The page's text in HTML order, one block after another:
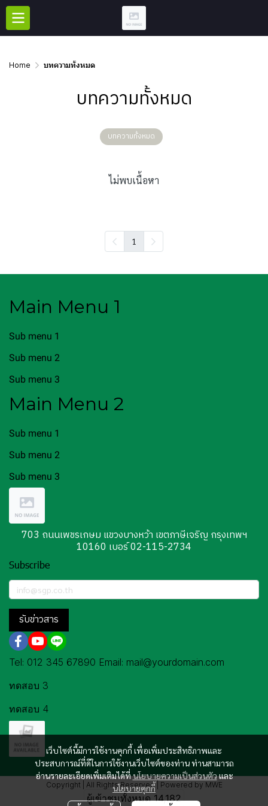
Home บทความทั้งหมด
บทความทั้งหมด
บทความทั้งหมด
ไม่พบเนื้อหา
1
เว็บไซต์นี้มีการใช้งานคุกกี้ เพื่อเพิ่มประสิทธิภาพและ
ประสบการณ์ที่ดีในการใช้งานเว็บไซต์ของท่าน ท่านสามารถ
อ่านรายละเอียดเพิ่มเติมได้ที่นโยบายความเป็นส่วนตัวและ
นโยบายคุกกี้
Main Menu 1
Sub menu 1
Sub menu 2
Sub menu 3
Main Menu 2
Sub menu 1
Sub menu 2
Sub menu 3
703 ถนนเพชรเกษม แขวงบางหว้า เขตภาษีเจริญ กรุงเทพฯ
10160 เบอร์ 02-115-2734
Subscribe
รับข่าวสาร
Tel: 012 345 67890 Email: mail@yourdomain.com
ทดสอบ 3
ทดสอบ 4
Copyright | All Rights Reserved | Powered by MWE
ผู้เข้าชมวันนี้63